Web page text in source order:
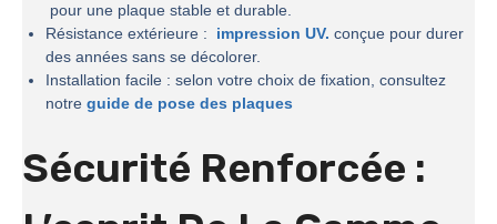
pour une plaque stable et durable.
Résistance extérieure :
impression UV. conçue pour durer
des années sans se décolorer.
Installation facile : selon votre choix de fixation, consultez
notre guide de pose des plaques
Sécurité Renforcée :